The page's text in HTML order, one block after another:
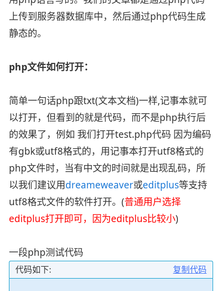
上传到服务器数据库中，然后通过php代码生成
静态的。
php文件如何打开：
简单一句话php跟txt(文本文档)一样,记事本就可
以打开，但看到的就是代码，而不是php执行后
的效果了，例如 我们打开test.php代码 因为编码
有gbk或utf8格式的，用记事本打开utf8格式的
php文件时，当有中文的时间就是出现乱码，所
以我们建议用dreameweaver或editplus等支持
utf8格式文件的软件打开。(普通用户选择
editplus打开即可，因为editplus比较小)
一段php测试代码
复制代码
代码如下: